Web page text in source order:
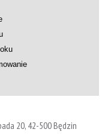
20, 42-500 Będzin